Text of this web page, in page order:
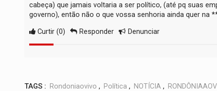
cabeça) que jamais voltaria a ser político, (até pq suas
governo), então não o que vossa senhoria ainda quer na
Curtir (0) Responder Denunciar
TAGS : Rondoniaovivo , Política , NOTÍCIA ,